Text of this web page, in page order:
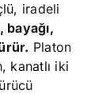
iradeli
Platon
kanatlı iki